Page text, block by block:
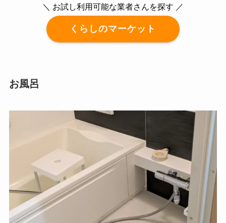
＼ お試し利用可能な業者さんを探す ／
くらしのマーケット
お風呂